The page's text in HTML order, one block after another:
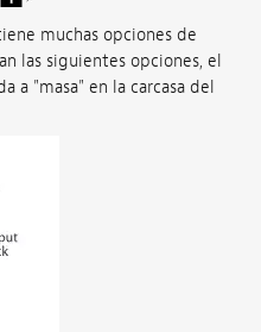
muchas opciones de
las siguientes opciones, el
a "masa" en la carcasa del